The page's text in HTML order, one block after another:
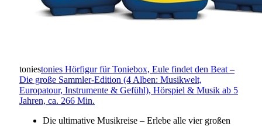
toniestonies Hörfigur für Toniebox, Eule findet den Beat –
Die große Sammler-Edition (4 Alben: Musikwelt,
Europatour, Instrumente & Gefühl), Hörspiel & Musik ab 5
Jahren, ca. 266 Min.
Die ultimative Musikreise – Erlebe alle vier großen